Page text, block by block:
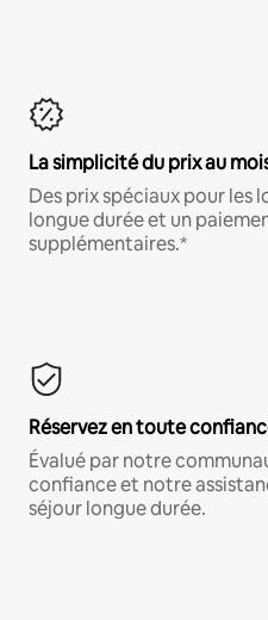
La simplicité du prix au
Des prix spéciaux pour les
longue durée et un
supplémentaires.*
Réservez en toute
Évalué par notre
confiance et notre
séjour longue durée.